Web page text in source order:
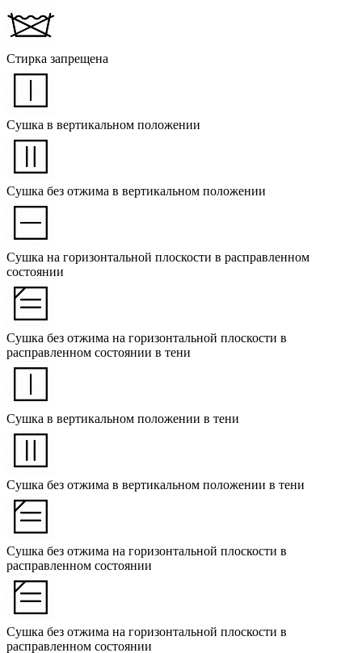
Стирка запрещена
Сушка в вертикальном положении
Сушка без отжима в вертикальном положении
Сушка на горизонтальной плоскости в расправленном
состоянии
Сушка без отжима на горизонтальной плоскости в
расправленном состоянии в тени
Сушка в вертикальном положении в тени
Сушка без отжима в вертикальном положении в тени
Сушка без отжима на горизонтальной плоскости в
расправленном состоянии
Сушка без отжима на горизонтальной плоскости в
расправленном состоянии